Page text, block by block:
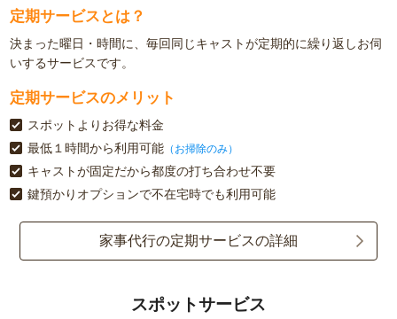
定期サービスとは？
決まった曜日・時間に、毎回同じキャストが定期的に繰り返しお伺
いするサービスです。
定期サービスのメリット
スポットよりお得な料金
最低１時間から利用可能（お掃除のみ）
キャストが固定だから都度の打ち合わせ不要
鍵預かりオプションで不在宅時でも利用可能
家事代行の定期サービスの詳細
スポットサービス